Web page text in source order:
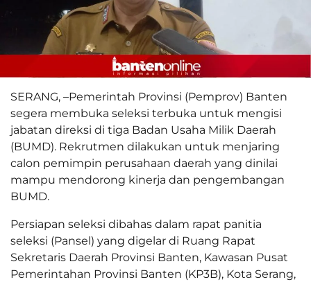
SERANG, –Pemerintah Provinsi (Pemprov) Banten
segera membuka seleksi terbuka untuk mengisi
jabatan direksi di tiga Badan Usaha Milik Daerah
(BUMD). Rekrutmen dilakukan untuk menjaring
calon pemimpin perusahaan daerah yang dinilai
mampu mendorong kinerja dan pengembangan
BUMD.
Persiapan seleksi dibahas dalam rapat panitia
seleksi (Pansel) yang digelar di Ruang Rapat
Sekretaris Daerah Provinsi Banten, Kawasan Pusat
Pemerintahan Provinsi Banten (KP3B), Kota Serang,